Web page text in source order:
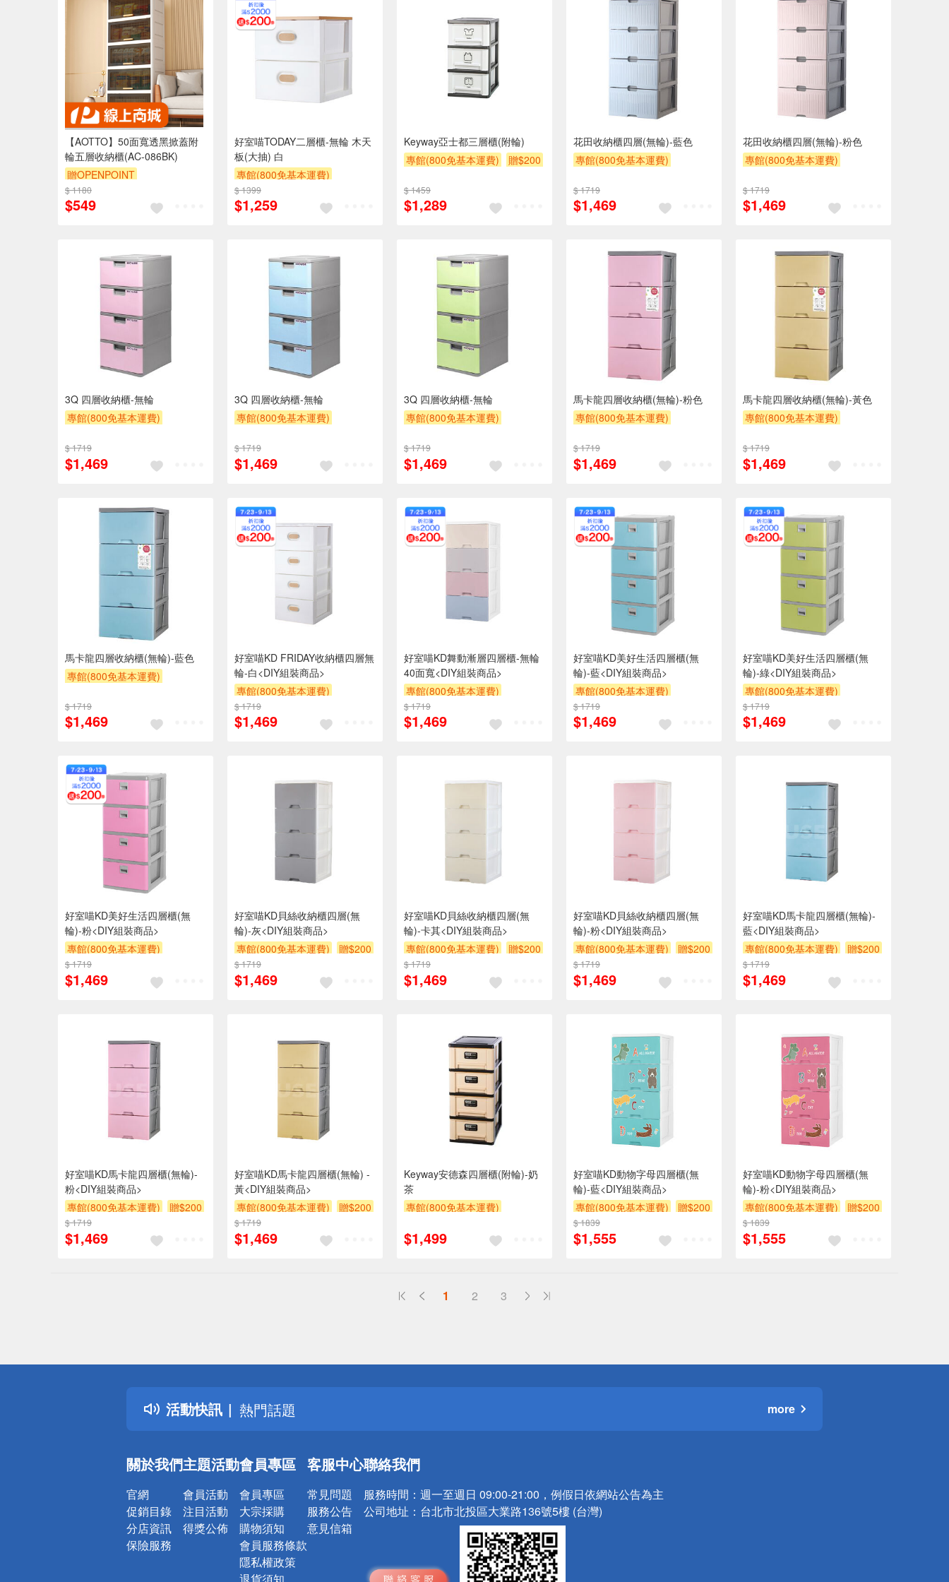
【AOTTO】50面寬透黑掀蓋附
輪五層收納櫃(AC-086BK)
贈OPENPOINT
$ 1180
$549
好室喵TODAY二層櫃-無輪 木天
板(大抽) 白
專館(800免基本運費)
滿額贈券
$ 1399
$1,259
Keyway亞士都三層櫃(附輪)
專館(800免基本運費)
贈$200
$ 1459
$1,289
花田收納櫃四層(無輪)-藍色
專館(800免基本運費)
贈$200
$ 1719
$1,469
花田收納櫃四層(無輪)-粉色
專館(800免基本運費)
贈$200
$ 1719
$1,469
3Q 四層收納櫃-無輪
專館(800免基本運費)
贈$200
$ 1719
$1,469
3Q 四層收納櫃-無輪
專館(800免基本運費)
贈$200
$ 1719
$1,469
3Q 四層收納櫃-無輪
專館(800免基本運費)
贈$200
$ 1719
$1,469
馬卡龍四層收納櫃(無輪)-粉色
專館(800免基本運費)
贈$200
$ 1719
$1,469
馬卡龍四層收納櫃(無輪)-黃色
專館(800免基本運費)
贈$200
$ 1719
$1,469
馬卡龍四層收納櫃(無輪)-藍色
專館(800免基本運費)
贈$200
$ 1719
$1,469
好室喵KD FRIDAY收納櫃四層無
輪-白<DIY組裝商品>
專館(800免基本運費)
滿額贈券
$ 1719
$1,469
好室喵KD舞動漸層四層櫃-無輪
40面寬<DIY組裝商品>
專館(800免基本運費)
滿額贈券
$ 1719
$1,469
好室喵KD美好生活四層櫃(無
輪)-藍<DIY組裝商品>
專館(800免基本運費)
滿額贈券
$ 1719
$1,469
好室喵KD美好生活四層櫃(無
輪)-綠<DIY組裝商品>
專館(800免基本運費)
滿額贈券
$ 1719
$1,469
好室喵KD美好生活四層櫃(無
輪)-粉<DIY組裝商品>
專館(800免基本運費)
滿額贈券
$ 1719
$1,469
好室喵KD貝絲收納櫃四層(無
輪)-灰<DIY組裝商品>
專館(800免基本運費)
贈$200
$ 1719
$1,469
好室喵KD貝絲收納櫃四層(無
輪)-卡其<DIY組裝商品>
專館(800免基本運費)
贈$200
$ 1719
$1,469
好室喵KD貝絲收納櫃四層(無
輪)-粉<DIY組裝商品>
專館(800免基本運費)
贈$200
$ 1719
$1,469
好室喵KD馬卡龍四層櫃(無輪)-
藍<DIY組裝商品>
專館(800免基本運費)
贈$200
$ 1719
$1,469
好室喵KD馬卡龍四層櫃(無輪)-
粉<DIY組裝商品>
專館(800免基本運費)
贈$200
$ 1719
$1,469
好室喵KD馬卡龍四層櫃(無輪) -
黃<DIY組裝商品>
專館(800免基本運費)
贈$200
$ 1719
$1,469
Keyway安德森四層櫃(附輪)-奶
茶
專館(800免基本運費)
贈$200
$1,499
好室喵KD動物字母四層櫃(無
輪)-藍<DIY組裝商品>
專館(800免基本運費)
贈$200
$ 1839
$1,555
好室喵KD動物字母四層櫃(無
輪)-粉<DIY組裝商品>
專館(800免基本運費)
贈$200
$ 1839
$1,555
1 2 3
活動快訊
詐騙網頁！請小心！
得獎公告
熱門話題
銀行優惠
詐騙網頁！請小心！
more
關於我們
官網
促銷目錄
分店資訊
保險服務
主題活動
會員活動
注目活動
得獎公佈
會員專區
會員專區
大宗採購
購物須知
會員服務條款
隱私權政策
退貨須知
客服中心
常見問題
服務公告
意見信箱
聯絡我們
服務時間： 週一至週日 09:00-21:00，例假日依網站公告為主
公司地址： 台北市北投區大業路136號5樓 (台灣)